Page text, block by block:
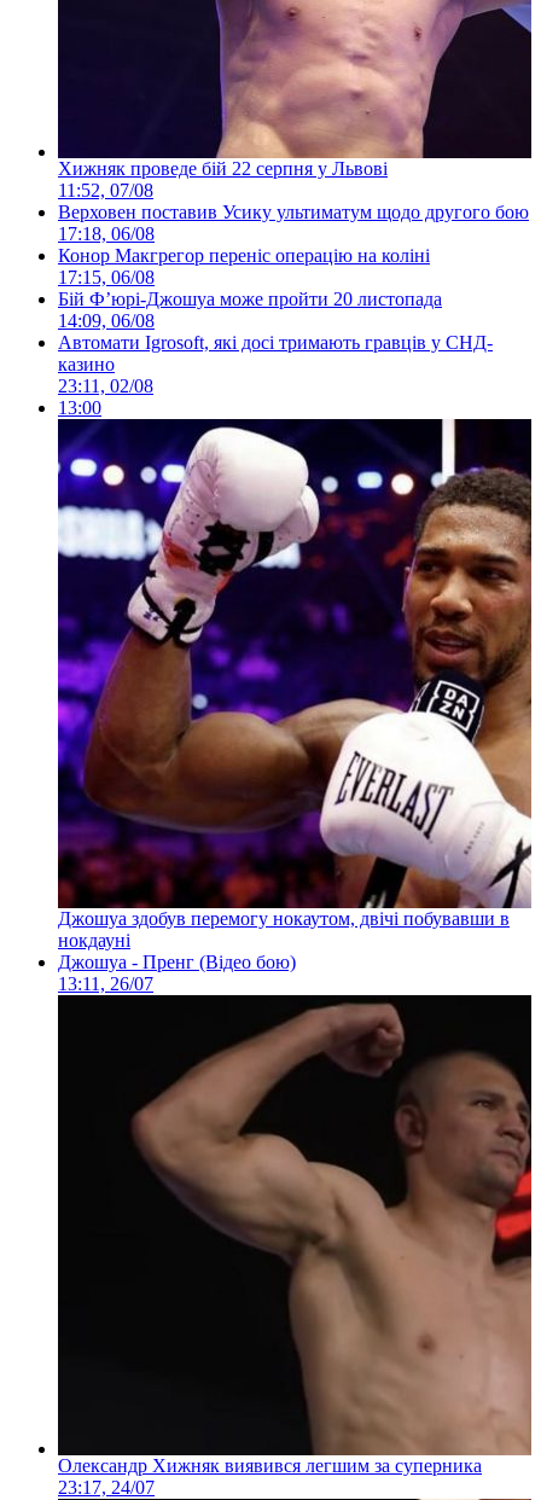
Хижняк проведе бій 22 серпня у Львові
11:52, 07/08
Верховен поставив Усику ультиматум щодо другого бою
17:18, 06/08
Конор Макгрегор переніс операцію на коліні
17:15, 06/08
Бій Ф’юрі-Джошуа може пройти 20 листопада
14:09, 06/08
Автомати Igrosoft, які досі тримають гравців у СНД-
казино
23:11, 02/08
13:00
Джошуа здобув перемогу нокаутом, двічі побувавши в
нокдауні
Джошуа - Пренг (Відео бою)
13:11, 26/07
Олександр Хижняк виявився легшим за суперника
23:17, 24/07